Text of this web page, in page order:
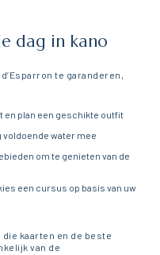
dag in kano
te garanderen,
en plan een geschikte outfit
voldoende water mee
om te genieten van de
een cursus op basis van uw
kaarten en de beste
van de